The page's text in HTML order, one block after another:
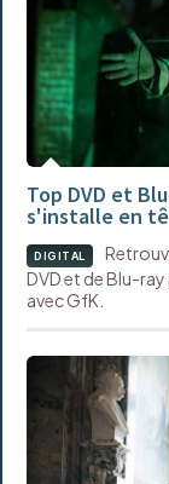
Top DVD et
s'installe en
DIGITAL
DVD et de Blu-
avec GfK.